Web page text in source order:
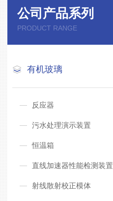
公司产品系列
PRODUCT RANGE
有机玻璃
反应器
污水处理演示装置
恒温箱
直线加速器性能检测装置
射线散射校正模体